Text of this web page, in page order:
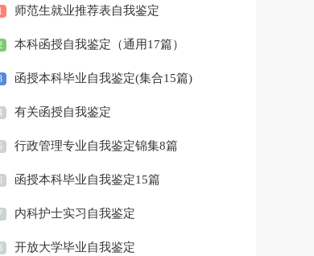
师范生就业推荐表自我鉴定
本科函授自我鉴定（通用17篇）
函授本科毕业自我鉴定(集合15篇)
有关函授自我鉴定
行政管理专业自我鉴定锦集8篇
函授本科毕业自我鉴定15篇
内科护士实习自我鉴定
开放大学毕业自我鉴定